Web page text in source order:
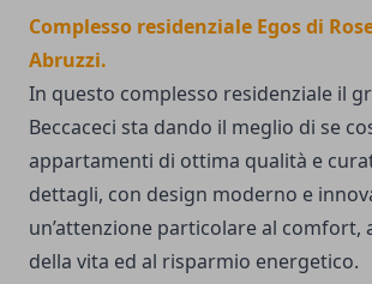
Complesso residenziale Egos di
Abruzzi.
In questo complesso residenziale il
Beccaceci sta dando il meglio di se
appartamenti di ottima qualità e
dettagli, con design moderno e
un’attenzione particolare al comfort,
della vita ed al risparmio energetico.